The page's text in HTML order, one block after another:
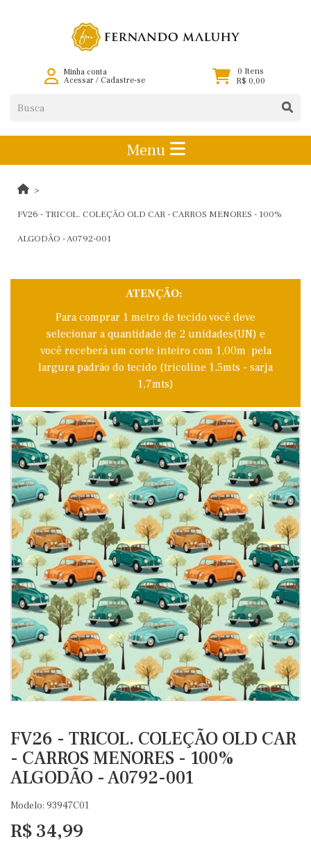
Minha conta
Acessar/ Cadastre-se
0 Itens
R$ 0,00
Menu
FV26 - TRICOL. COLEÇÃO OLD CAR - CARROS MENORES - 100%
ALGODÃO - A0792-001
ATENÇÃO:
Para comprar 1 metro de tecido você deve
selecionar a quantidade de 2 unidades(UN) e
você receberá um corte inteiro com 1,00m pela
largura padrão do tecido (tricoline 1,5mts - sarja
1,7mts)
FV26 - TRICOL. COLEÇÃO OLD CAR
- CARROS MENORES - 100%
ALGODÃO - A0792-001
Modelo: 93947C01
R$ 34,99